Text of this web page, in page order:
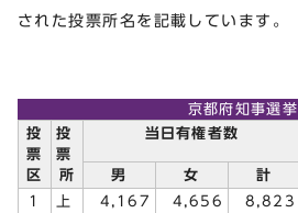
された投票所名を記載しています。
京都府知事選
投
票
区
投
票
所
当日有権者数
男 女 計
1
上
4,167 4,656 8,823